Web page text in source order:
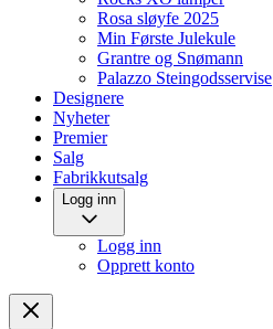
Rosa sløyfe 2025
Min Første Julekule
Grantre og Snømann
Palazzo Steingodsservise
Designere
Nyheter
Premier
Salg
Fabrikkutsalg
Logg inn
Logg inn
Opprett konto